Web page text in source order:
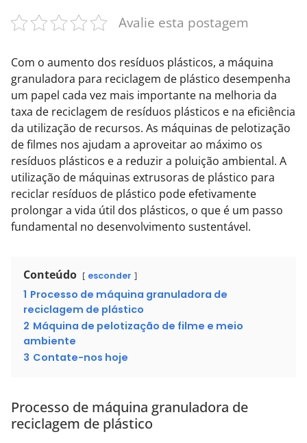
Avalie esta postagem
Com o aumento dos resíduos plásticos, a máquina
granuladora para reciclagem de plástico desempenha
um papel cada vez mais importante na melhoria da
taxa de reciclagem de resíduos plásticos e na eficiência
da utilização de recursos. As máquinas de pelotização
de filmes nos ajudam a aproveitar ao máximo os
resíduos plásticos e a reduzir a poluição ambiental. A
utilização de máquinas extrusoras de plástico para
reciclar resíduos de plástico pode efetivamente
prolongar a vida útil dos plásticos, o que é um passo
fundamental no desenvolvimento sustentável.
Conteúdo esconder
1 Processo de máquina granuladora de
reciclagem de plástico
2 Máquina de pelotização de filme e meio
ambiente
3 Contate-nos hoje
Processo de máquina granuladora de
reciclagem de plástico